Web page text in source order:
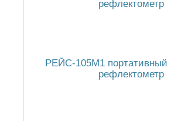
РЕЙС-105М1 портативный
рефлектометр